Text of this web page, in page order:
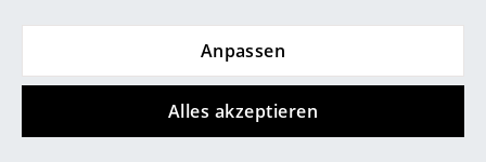
Anpassen
Alles akzeptieren
Stapelbetten
Store vor Ort kontaktieren